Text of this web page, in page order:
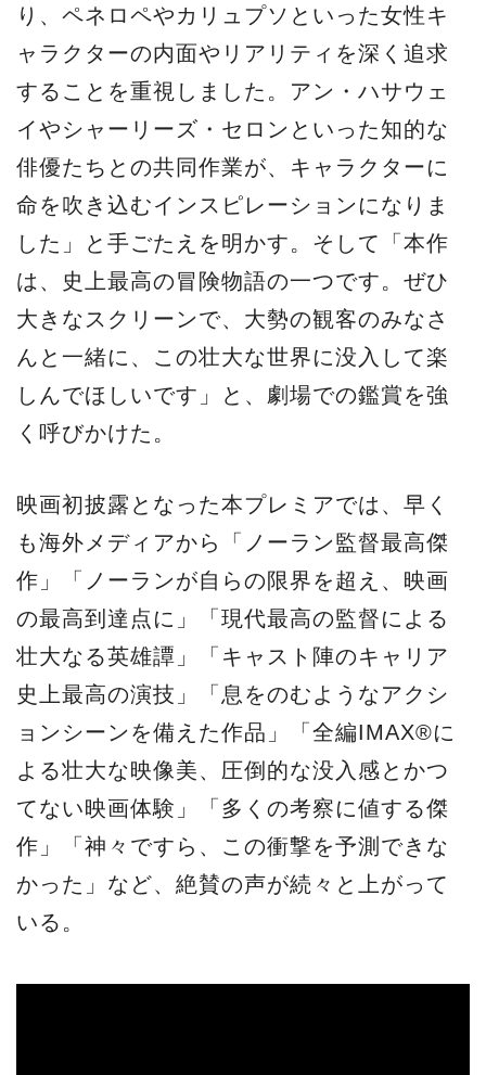
り、ペネロペやカリュプソといった女性キ
ャラクターの内面やリアリティを深く追求
することを重視しました。アン・ハサウェ
イやシャーリーズ・セロンといった知的な
俳優たちとの共同作業が、キャラクターに
命を吹き込むインスピレーションになりま
した」と手ごたえを明かす。そして「本作
は、史上最高の冒険物語の一つです。ぜひ
大きなスクリーンで、大勢の観客のみなさ
んと一緒に、この壮大な世界に没入して楽
しんでほしいです」と、劇場での鑑賞を強
く呼びかけた。
映画初披露となった本プレミアでは、早く
も海外メディアから「ノーラン監督最高傑
作」「ノーランが自らの限界を超え、映画
の最高到達点に」「現代最高の監督による
壮大なる英雄譚」「キャスト陣のキャリア
史上最高の演技」「息をのむようなアクシ
ョンシーンを備えた作品」「全編IMAX®に
よる壮大な映像美、圧倒的な没入感とかつ
てない映画体験」「多くの考察に値する傑
作」「神々ですら、この衝撃を予測できな
かった」など、絶賛の声が続々と上がって
いる。